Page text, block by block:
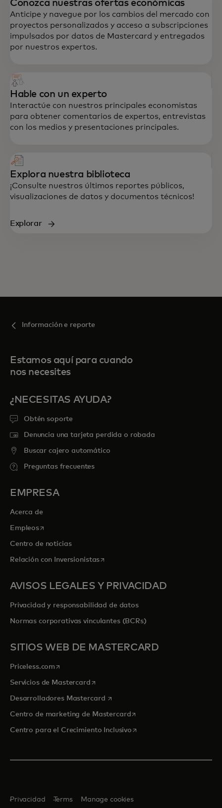
Conozca nuestras ofertas económicas
Anticipe y navegue por los cambios del mercado con
proyectos personalizados y acceso a subscripciones
impulsados por datos de Mastercard y entregados
por nuestros expertos.
Hable con un experto
Interactúe con nuestros principales economistas
para obtener comentarios de expertos, entrevistas
con los medios y presentaciones principales.
Explora nuestra biblioteca
¡Consulte nuestros últimos reportes públicos,
visualizaciones de datos y documentos técnicos!
Explorar
Información e reporte
Estamos aquí para cuando
nos necesites
¿NECESITAS AYUDA?
Obtén soporte
Denuncia una tarjeta perdida o robada
Buscar cajero automático
Preguntas frecuentes
EMPRESA
Acerca de
Empleosse abre en una pestaña nueva
Centro de noticias
Relación con Inversionistasse abre en una pestaña nueva
AVISOS LEGALES Y PRIVACIDAD
Privacidad y responsabilidad de datos
Normas corporativas vinculantes (BCRs)
SITIOS WEB DE MASTERCARD
Priceless.com se abre en una pestaña nueva
Servicios de Mastercardse abre en una pestaña nueva
Desarrolladores Mastercard se abre en una pestaña nueva
Centro de marketing de Mastercardse abre en una pestaña
Centro para el Crecimiento Inclusivose abre en una pestaña
Privacidad Terms Manage cookies